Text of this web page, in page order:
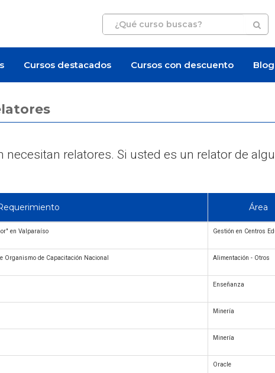
Cursos destacados Cursos con descuento Blog
relatores. Si usted es un relator de
Área
en Valparaíso Gestión en Centros
Organismo de Capacitación Nacional Alimentación - Otros
Enseñanza
Minería
Minería
Oracle